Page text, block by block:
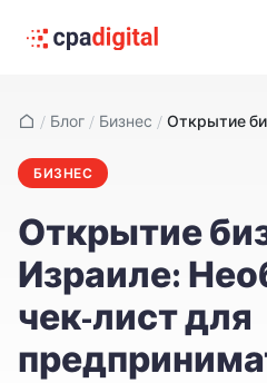
/ Блог / Бизнес /
БИЗНЕС
Открытие
Израиле:
чек-лист для